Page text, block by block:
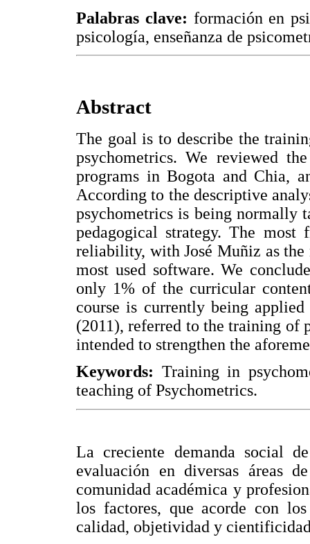
Palabras clave: formación en
psicología, enseñanza de
Abstract
The goal is to describe the
psychometrics. We reviewed
programs in Bogota and Chia,
According to the descriptive
psychometrics is being normally
pedagogical strategy. The
reliability, with José Muñiz as the
most used software. We
only 1% of the curricular
course is currently being
(2011), referred to the training of
intended to strengthen the
Keywords: Training in
teaching of Psychometrics.
La creciente demanda social
evaluación en diversas áreas
comunidad académica y
los factores, que acorde con
calidad, objetividad y